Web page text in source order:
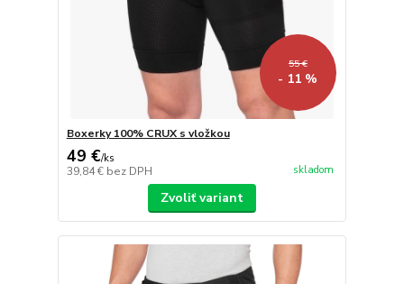
55 €
- 11 %
Boxerky 100% CRUX s vložkou
49 €/ks
39,84 € bez DPH skladom
Zvoliť variant